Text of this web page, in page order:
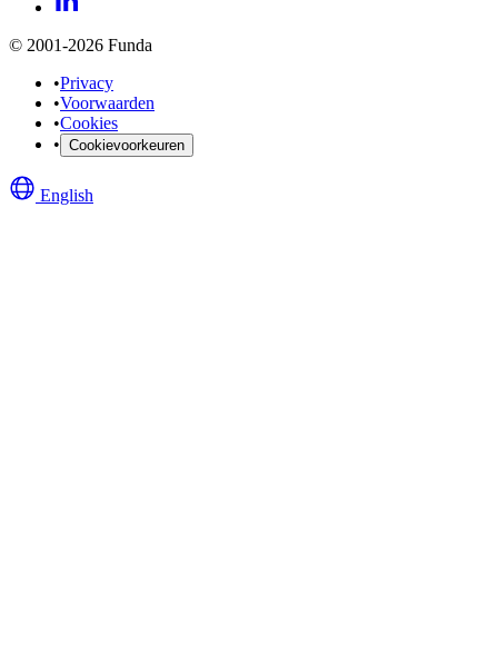
© 2001-2026 Funda
•Privacy
•Voorwaarden
•Cookies
• Cookievoorkeuren
English